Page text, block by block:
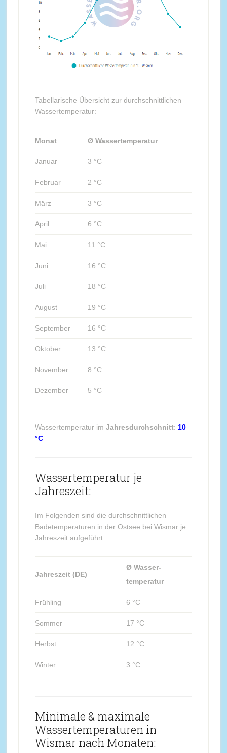
Tabellarische Übersicht zur durchschnittlichen
Wassertemperatur:
Monat Ø Wassertemperatur
Januar 3 °C
Februar 2 °C
März 3 °C
April 6 °C
Mai 11 °C
Juni 16 °C
Juli 18 °C
August 19 °C
September 16 °C
Oktober 13 °C
November 8 °C
Dezember 5 °C
Wassertemperatur im Jahresdurchschnitt: 10
°C
Wassertemperatur je
Jahreszeit:
Im Folgenden sind die durchschnittlichen
Badetemperaturen in der Ostsee bei Wismar je
Jahreszeit aufgeführt.
Jahreszeit (DE)
Ø Wasser-
temperatur
Frühling 6 °C
Sommer 17 °C
Herbst 12 °C
Winter 3 °C
Minimale & maximale
Wassertemperaturen in
Wismar nach Monaten: